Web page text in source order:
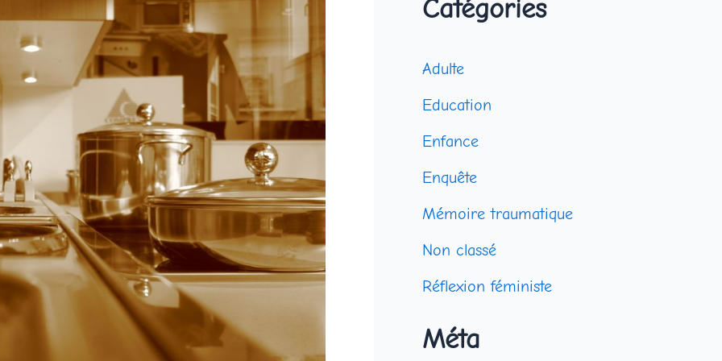
Catégories
Adulte
Education
Enfance
Enquête
Mémoire traumatique
Non classé
Réflexion féministe
Méta